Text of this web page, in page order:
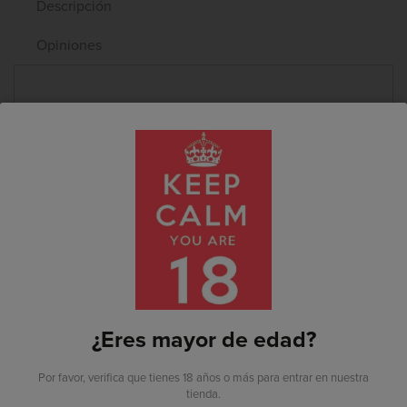
Ya estoy registrado
Soy nuevo por aquí
Descripción
Opiniones
TAMBIÉN PUEDE
INTERESARTE
¿Eres mayor de edad?
Por favor, verifica que tienes 18 años o más para entrar en nuestra
tienda.